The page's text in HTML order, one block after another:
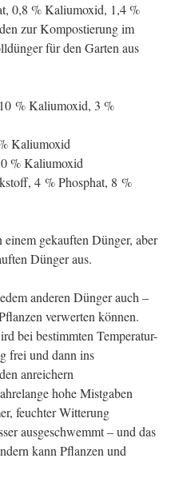
0,8 % Kaliumoxid, 1,4 %
zur Kompostierung im
für den Garten aus
% Kaliumoxid, 3 %
Kaliumoxid
% Kaliumoxid
4 % Phosphat, 8 %
gekauften Dünger, aber
Dünger aus.
anderen Dünger auch –
verwerten können.
bei bestimmten Temperatur-
frei und dann ins
anreichern
hohe Mistgaben
feuchter Witterung
ausgeschwemmt – und das
kann Pflanzen und